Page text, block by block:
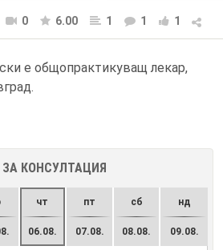
0 6.00 1 1 1
е общопрактикуващ лекар,
КОНСУЛТАЦИЯ
чт
06.08.
пт
07.08.
сб
08.08.
нд
09.08.